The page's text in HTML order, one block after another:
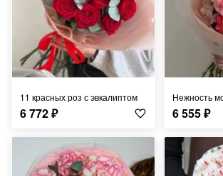
11 красных роз с эвкалиптом
6 772₽
Нежность
6 555₽